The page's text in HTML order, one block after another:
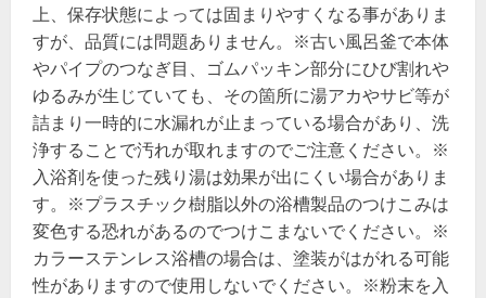
上、保存状態によっては固まりやすくなる事がありま
すが、品質には問題ありません。※古い風呂釜で本体
やパイプのつなぎ目、ゴムパッキン部分にひび割れや
ゆるみが生じていても、その箇所に湯アカやサビ等が
詰まり一時的に水漏れが止まっている場合があり、洗
浄することで汚れが取れますのでご注意ください。※
入浴剤を使った残り湯は効果が出にくい場合がありま
す。※プラスチック樹脂以外の浴槽製品のつけこみは
変色する恐れがあるのでつけこまないでください。※
カラーステンレス浴槽の場合は、塗装がはがれる可能
性がありますので使用しないでください。※粉末を入